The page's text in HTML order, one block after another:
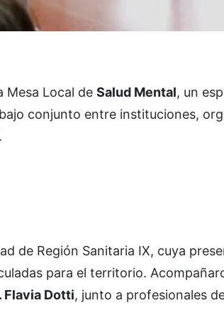
Mesa Local de Salud Mental, un
conjunto entre instituciones,
de Región Sanitaria IX, cuya
para el territorio.
Flavia Dotti, junto a profesionales